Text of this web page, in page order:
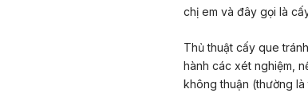
chị em và đây gọi là
Thủ thuật cấy que
hành các xét nghiệm,
không thuận (thường